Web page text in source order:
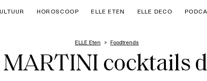
HOROSCOOP ELLE ETEN ELLE DECO
ELLE Eten Foodtrends
MARTINI cocktails